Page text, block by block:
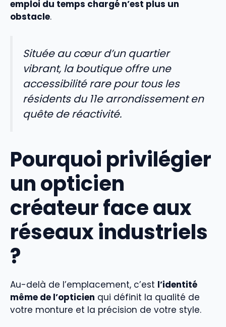
emploi du temps chargé n’est plus un
obstacle.
Située au cœur d’un quartier
vibrant, la boutique offre une
accessibilité rare pour tous les
résidents du 11e arrondissement en
quête de réactivité.
Pourquoi privilégier
un opticien
créateur face aux
réseaux industriels
?
Au-delà de l’emplacement, c’est l’identité
même de l’opticien qui définit la qualité de
votre monture et la précision de votre style.